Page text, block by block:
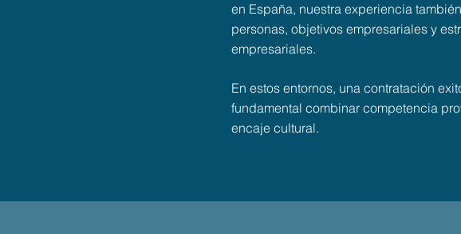
en España, nuestra experiencia
personas, objetivos empresariales y
empresariales.
En estos entornos, una contratación
fundamental combinar competencia
encaje cultural.